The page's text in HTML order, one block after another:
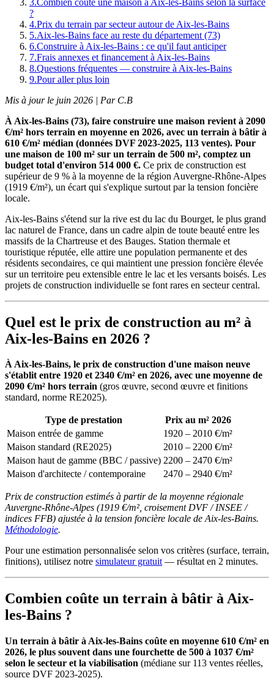
?
4.Prix du terrain par secteur autour de Aix-les-Bains
5.Aix-les-Bains face au reste du département (73)
6.Construire à Aix-les-Bains : ce qu'il faut anticiper
7.Frais annexes et financement à Aix-les-Bains
8.Questions fréquentes — construire à Aix-les-Bains
9.Pour aller plus loin
Mis à jour le juin 2026 | Par C.B
À Aix-les-Bains (73), faire construire une maison revient à 2090
€/m² hors terrain en moyenne en 2026, avec un terrain à bâtir à
610 €/m² médian (données DVF 2023-2025, 113 ventes). Pour
une maison de 100 m² sur un terrain de 500 m², comptez un
budget total d'environ 514 000 €. Ce prix de construction est
supérieur de 9 % à la moyenne de la région Auvergne-Rhône-Alpes
(1919 €/m²), un écart qui s'explique surtout par la tension foncière
locale.
Aix-les-Bains s'étend sur la rive est du lac du Bourget, le plus grand
lac naturel de France, dans un cadre alpin de toute beauté entre les
massifs de la Chartreuse et des Bauges. Station thermale et
touristique réputée, elle attire une population permanente et des
résidents secondaires, ce qui maintient une pression foncière élevée
sur un territoire peu extensible entre le lac et les versants boisés. Les
projets de construction individuelle se font rares en secteur central.
Quel est le prix de construction au m² à
Aix-les-Bains en 2026 ?
À Aix-les-Bains, le prix de construction d'une maison neuve
s'établit entre 1920 et 2340 €/m² en 2026, avec une moyenne de
2090 €/m² hors terrain (gros œuvre, second œuvre et finitions
standard, norme RE2025).
Type de prestation
Prix au m² 2026
Maison entrée de gamme
1920 – 2010 €/m²
Maison standard (RE2025)
2010 – 2200 €/m²
Maison haut de gamme (BBC / passive) 2200 – 2470 €/m²
Maison d'architecte / contemporaine
2470 – 2940 €/m²
Prix de construction estimés à partir de la moyenne régionale
Auvergne-Rhône-Alpes (1919 €/m², croisement DVF / INSEE /
indices FFB) ajustée à la tension foncière locale de Aix-les-Bains.
Méthodologie.
Pour une estimation personnalisée selon vos critères (surface, terrain,
finitions), utilisez notre simulateur gratuit— résultat en 2 minutes.
Combien coûte un terrain à bâtir à Aix-
les-Bains ?
Un terrain à bâtir à Aix-les-Bains coûte en moyenne 610 €/m² en
2026, le plus souvent dans une fourchette de 500 à 1037 €/m²
selon le secteur et la viabilisation (médiane sur 113 ventes réelles,
source DVF 2023-2025).